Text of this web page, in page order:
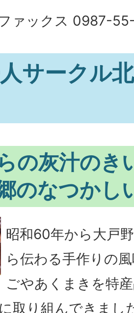
ァックス 0987-
サークル
の灰汁のき
のなつかし
昭和60年から大戸
ら伝わる手作りの
ごやあくまきを特
取り組んできまし